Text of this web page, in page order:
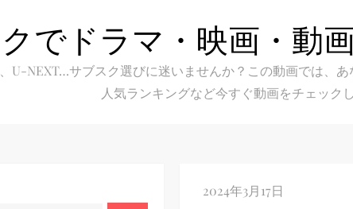
でドラマ・映画・動
U-NEXT…サブスク選びに迷いませんか？この動画では、
人気ランキングなど今すぐ動画をチェック